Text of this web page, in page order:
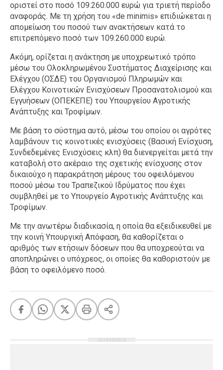
οριστεί στο ποσό 109.260.000 ευρώ για τριετή περίοδο
αναφοράς. Με τη χρήση του «de minimis» επιδιώκεται η
απομείωση του ποσού των ανακτήσεων κατά το
επιτρεπόμενο ποσό των 109.260.000 ευρώ.
Ακόμη, ορίζεται η ανάκτηση με υποχρεωτικό τρόπο
μέσω του Ολοκληρωμένου Συστήματος Διαχείρισης και
Ελέγχου (ΟΣΔΕ) του Οργανισμού Πληρωμών και
Ελέγχου Κοινοτικών Ενισχύσεων Προσανατολισμού και
Εγγυήσεων (ΟΠΕΚΕΠΕ) του Υπουργείου Αγροτικής
Ανάπτυξης και Τροφίμων.
Με βάση το σύστημα αυτό, μέσω του οποίου οι αγρότες
λαμβάνουν τις κοινοτικές ενισχύσεις (Βασική Ενίσχυση,
Συνδεδεμένες Ενισχύσεις κλπ) θα διενεργείται μετά την
καταβολή στο ακέραιο της σχετικής ενίσχυσης στον
δικαιούχο η παρακράτηση μέρους του οφειλόμενου
ποσού μέσω του Τραπεζικού Ιδρύματος που έχει
συμβληθεί με το Υπουργείο Αγροτικής Ανάπτυξης και
Τροφίμων.
Με την ανωτέρω διαδικασία, η οποία θα εξειδικευθεί με
την κοινή Υπουργική Απόφαση, θα καθορίζεται ο
αριθμός των ετήσιων δόσεων που θα υποχρεούται να
αποπληρώνει ο υπόχρεος, οι οποίες θα καθοριστούν με
βάση το οφειλόμενο ποσό.
ΔΙΑΦΗΜΙΣΗ